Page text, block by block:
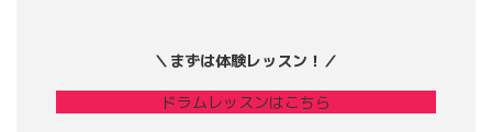
＼まずは体験レッスン！／
ドラムレッスンはこちら